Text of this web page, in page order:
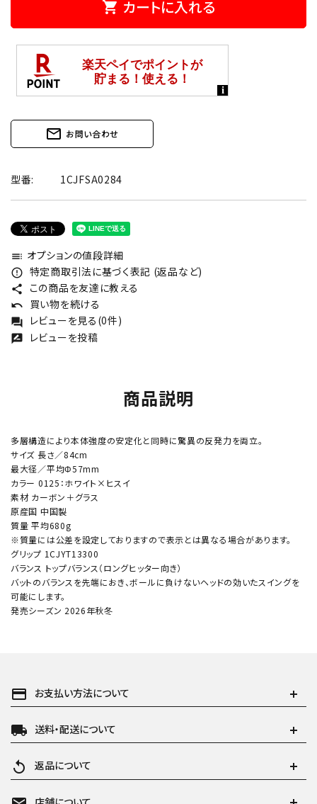
shopping_cart カートに入れる
mail_outline お問い合わせ
型番: 1CJFSA0284
toc オプションの値段詳細
error_outline 特定商取引法に基づく表記 (返品など)
share この商品を友達に教える
undo 買い物を続ける
forum レビューを見る(0件)
rate_review レビューを投稿
商品説明
多層構造により本体強度の安定化と同時に驚異の反発力を両立。
サイズ 長さ／84cm
最大径／平均Φ57mm
カラー 0125：ホワイト×ヒスイ
素材 カーボン＋グラス
原産国 中国製
質量 平均680g
※質量には公差を設定しておりますので表示とは異なる場合があります。
グリップ 1CJYT13300
バランス トップバランス（ロングヒッター向き）
バットのバランスを先端におき、ボールに負けないヘッドの効いたスイングを
可能にします。
発売シーズン 2026年秋冬
payment お支払い方法について
local_shipping 送料・配送について
replay 返品について